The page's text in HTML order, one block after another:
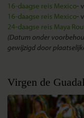
16-daagse reis Mexico-
16-daagse reis Mexico-
24-daagse reis Maya
(Datum onder
gewijzigd door
Virgen de